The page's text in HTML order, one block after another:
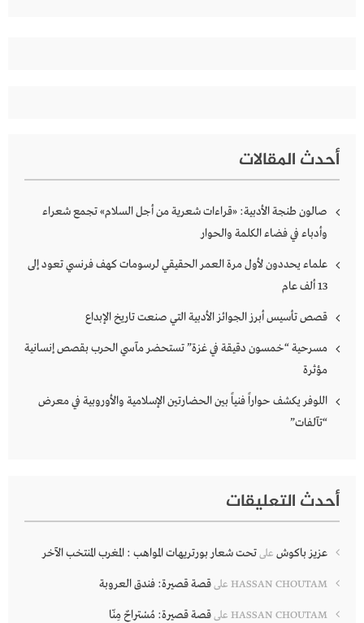
أحدث المقالات
صالون طنجة الأدبية: «قراءات شعرية من أجل السلام» تجمع شعراء
وأدباء في فضاء الكلمة والحوار
علماء يحددون لأول مرة العمر الحقيقي لرسومات كهف فرنسي تعود إلى
13 ألف عام
قصص تأسيس أبرز الجوائز الأدبية التي صنعت تاريخ الإبداع
مسرحية “خمسون دقيقة في غزة” تستحضر مآسي الحرب بقصص إنسانية
مؤثرة
اللوفر يكشف حواراً فنياً بين الحضارتين الإسلامية والأوروبية في معرض
“تآلفات”
أحدث التعليقات
عزيز باكوش علىتحت شعار بورتريهات المواهب : المغرب المنتخب الآخر
HASSAN CHOUTAM علىقصة قصيرة: فندق العروبة
HASSAN CHOUTAM علىقصة قصيرة: مُسْتراحٌ مِنّا